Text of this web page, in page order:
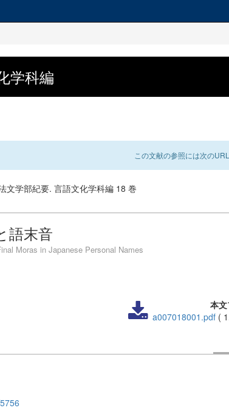
学科編
この文献の参照には次の
文学部紀要. 言語文化学科編 18 巻
語末音
Moras in Japanese Personal Names
本
a007018001.pdf (